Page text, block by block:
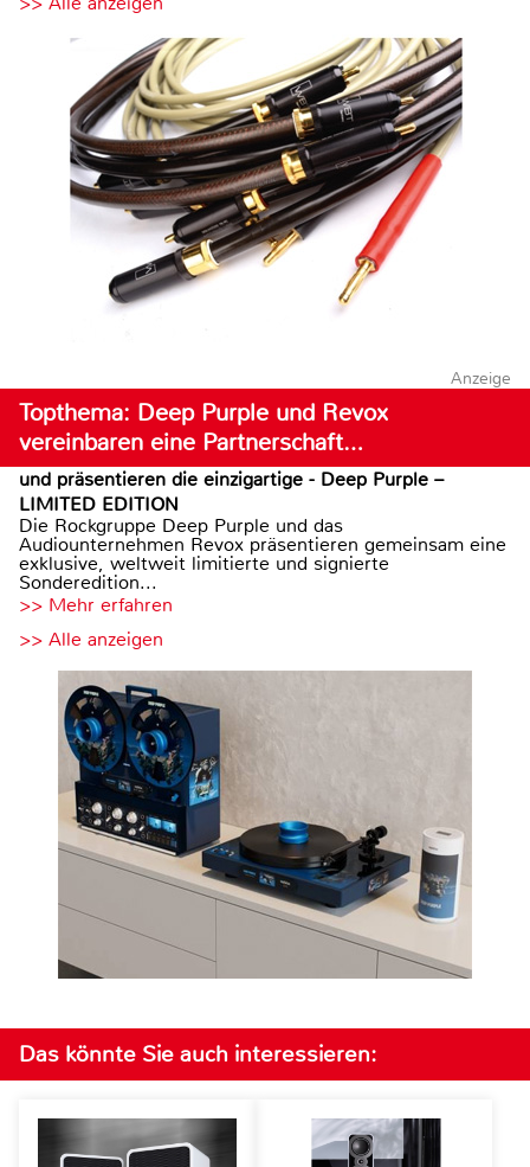
Anzeige
Topthema: Deep Purple und Revox
vereinbaren eine Partnerschaft…
und präsentieren die einzigartige - Deep Purple –
LIMITED EDITION
Die Rockgruppe Deep Purple und das
Audiounternehmen Revox präsentieren gemeinsam eine
exklusive, weltweit limitierte und signierte
Sonderedition...
>> Mehr erfahren
>> Alle anzeigen
Das könnte Sie auch interessieren: